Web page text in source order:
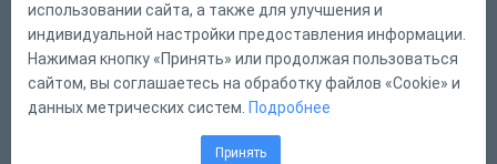
Русский
Справка
Форма обратной связи
использовании сайта, а также для улучшения и
индивидуальной настройки предоставления информации.
Нажимая кнопку «Принять» или продолжая пользоваться
сайтом, вы соглашаетесь на обработку файлов «Cookie» и
данных метрических систем. Подробнее
Принять